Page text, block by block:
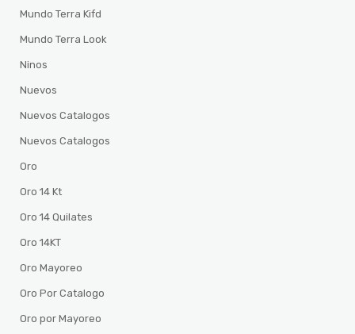
Mundo Terra Kifd
Mundo Terra Look
Ninos
Nuevos
Nuevos Catalogos
Nuevos Catalogos
Oro
Oro 14 Kt
Oro 14 Quilates
Oro 14KT
Oro Mayoreo
Oro Por Catalogo
Oro por Mayoreo